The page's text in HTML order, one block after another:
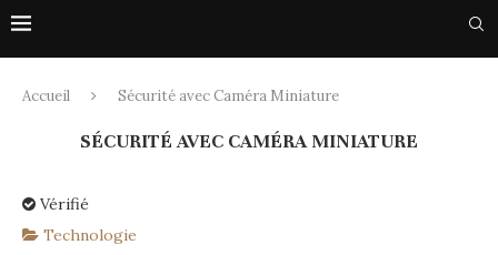
Accueil Sécurité avec Caméra Miniature
SÉCURITÉ AVEC CAMÉRA MINIATURE
Vérifié
Technologie